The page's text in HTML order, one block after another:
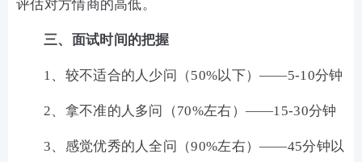
评估对方情商的高低。
三、面试时间的把握
1、较不适合的人少问（50%以下）——5-10分钟
2、拿不准的人多问（70%左右）——15-30分钟
3、感觉优秀的人全问（90%左右）——45分钟以